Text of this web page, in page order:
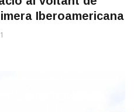
Iberoamericana